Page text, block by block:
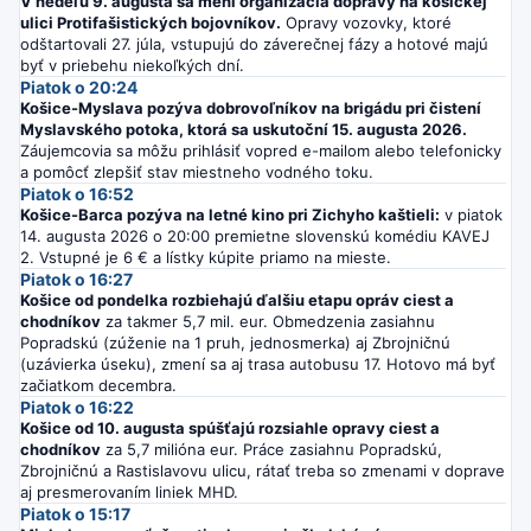
ulici Protifašistických bojovníkov. Opravy vozovky, ktoré
odštartovali 27. júla, vstupujú do záverečnej fázy a hotové majú
byť v priebehu niekoľkých dní.
Piatok o 20:24
Košice-Myslava pozýva dobrovoľníkov na brigádu pri čistení
Myslavského potoka, ktorá sa uskutoční 15. augusta 2026.
Záujemcovia sa môžu prihlásiť vopred e-mailom alebo telefonicky
a pomôcť zlepšiť stav miestneho vodného toku.
Piatok o 16:52
Košice-Barca pozýva na letné kino pri Zichyho kaštieli: v piatok
14. augusta 2026 o 20:00 premietne slovenskú komédiu KAVEJ
2. Vstupné je 6 € a lístky kúpite priamo na mieste.
Piatok o 16:27
Košice od pondelka rozbiehajú ďalšiu etapu opráv ciest a
chodníkov za takmer 5,7 mil. eur. Obmedzenia zasiahnu
Popradskú (zúženie na 1 pruh, jednosmerka) aj Zbrojničnú
(uzávierka úseku), zmení sa aj trasa autobusu 17. Hotovo má byť
začiatkom decembra.
Piatok o 16:22
Košice od 10. augusta spúšťajú rozsiahle opravy ciest a
chodníkov za 5,7 milióna eur. Práce zasiahnu Popradskú,
Zbrojničnú a Rastislavovu ulicu, rátať treba so zmenami v doprave
aj presmerovaním liniek MHD.
Piatok o 15:17